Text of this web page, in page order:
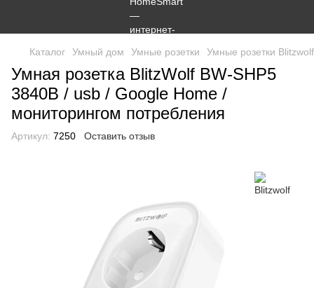
Каталог Умный дом Умные розетки Умные розетки Blitzwolf
Умная розетка BlitzWolf BW-SHP5
3840В / usb / Google Home /
мониторингом потребления
Артикул: 7250 Оставить отзыв